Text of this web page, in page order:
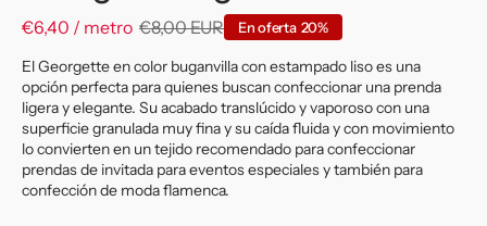
Precio
de
venta
€6,40 / metro
Precio
habitual
€8,00 EUR En oferta 20%
El Georgette en color buganvilla con estampado liso es una
opción perfecta para quienes buscan confeccionar una prenda
ligera y elegante. Su acabado translúcido y vaporoso con una
superficie granulada muy fina y su caída fluida y con movimiento
lo convierten en un tejido recomendado para confeccionar
prendas de invitada para eventos especiales y también para
confección de moda flamenca.